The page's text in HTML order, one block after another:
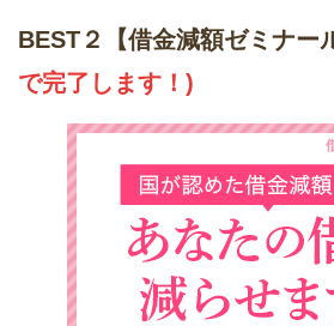
BEST２【借金減額ゼミナー
で完了します！)